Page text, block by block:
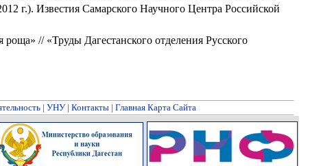
г.). Известия Самарского Научного Центра Российской
// «Труды Дагестанского отделения Русского
| УНУ | Контакты | Главная Карта Сайта